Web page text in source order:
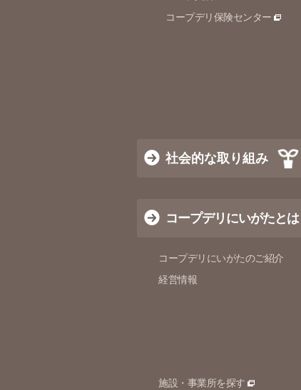
コープデリ保険センター
社会的な取り組み
コープデリにいがたとは
コープデリにいがたのご紹介
経営情報
施設・事業所を探す